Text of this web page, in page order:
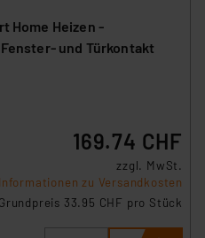
Home Heizen -
und Türkontakt
169.74 CHF
zzgl. MwSt.
Informationen zu Versandkosten
Grundpreis 33.95 CHF pro Stück